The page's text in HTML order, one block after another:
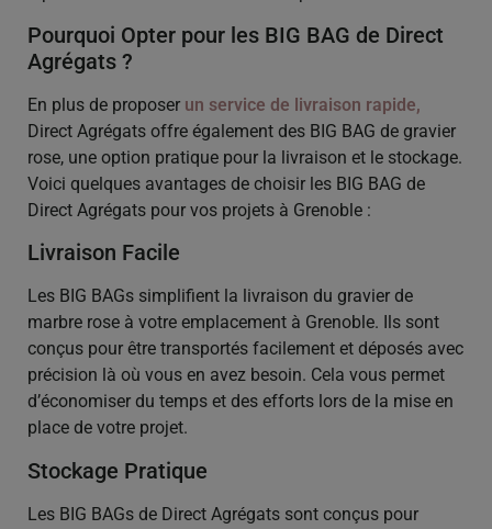
Pourquoi Opter pour les BIG BAG de Direct
Agrégats ?
En plus de proposer un service de livraison rapide,
Direct Agrégats offre également des BIG BAG de gravier
rose, une option pratique pour la livraison et le stockage.
Voici quelques avantages de choisir les BIG BAG de
Direct Agrégats pour vos projets à Grenoble :
Livraison Facile
Les BIG BAGs simplifient la livraison du gravier de
marbre rose à votre emplacement à Grenoble. Ils sont
conçus pour être transportés facilement et déposés avec
précision là où vous en avez besoin. Cela vous permet
d’économiser du temps et des efforts lors de la mise en
place de votre projet.
Stockage Pratique
Les BIG BAGs de Direct Agrégats sont conçus pour